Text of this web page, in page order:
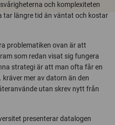
och komplexiteten
längre tid än väntat och kostar
problematiken ovan är att
som redan visat sig fungera
strategi är att man ofta får en
mer av datorn än den
utan skrev nytt från
presenterar datalogen